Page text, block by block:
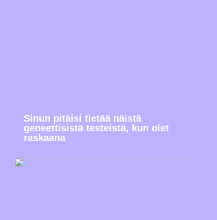
Sinun pitäisi tietää näistä
geneettisistä testeistä, kun olet
raskaana